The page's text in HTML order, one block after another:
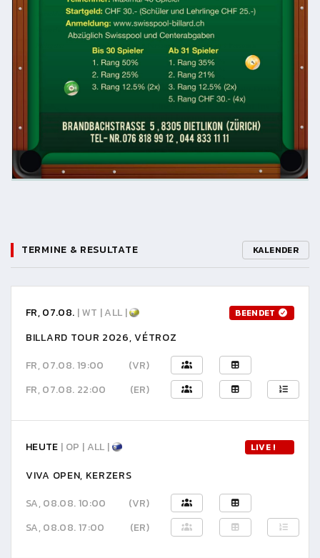
TERMINE & RESULTATE KALENDER
FR, 07.08. | WT | ALL | BEENDET
BILLARD TOUR 2026, VÉTROZ
FR, 07.08. 19:00
(VR)
FR, 07.08. 22:00
(ER)
HEUTE | OP | ALL | LIVE !
VIVA OPEN, KERZERS
SA, 08.08. 10:00
(VR)
SA, 08.08. 17:00
(ER)